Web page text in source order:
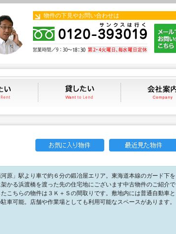
物件の下見やお問い合わせは
借りたい 貸したい
河原」駅より車で約６分の鍛冶屋エリア。東海道本線のガード下を
かる浜渡橋を渡った先の住宅地にございます中古物件のご紹介で
こちらの物件は３Ｋ＋Ｓの間取りです。敷地内には普通自動車と
車可能。店舗や作業場としても利用可能なスペースがあります。